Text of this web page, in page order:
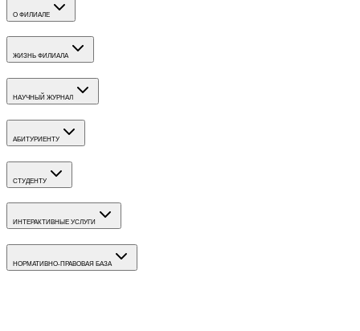
О ФИЛИАЛЕ
ЖИЗНЬ ФИЛИАЛА
НАУЧНЫЙ ЖУРНАЛ
АБИТУРИЕНТУ
СТУДЕНТУ
ИНТЕРАКТИВНЫЕ УСЛУГИ
НОРМАТИВНО-ПРАВОВАЯ БАЗА